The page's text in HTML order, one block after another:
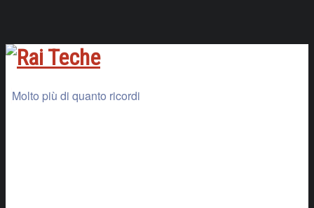
Molto più di quanto ricordi